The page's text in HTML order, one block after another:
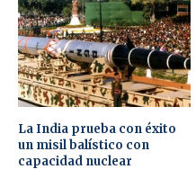
La India prueba con éxito
un misil balístico con
capacidad nuclear